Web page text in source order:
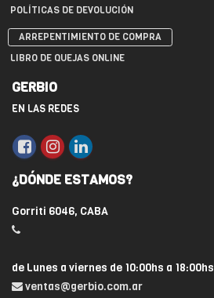
POLÍTICAS DE DEVOLUCIÓN
ARREPENTIMIENTO DE COMPRA
LIBRO DE QUEJAS ONLINE
GERBIO
EN LAS REDES
¿DÓNDE ESTAMOS?
Gorriti 6046, CABA
de Lunes a viernes de 10:00hs a 18:00hs
ventas@gerbio.com.ar